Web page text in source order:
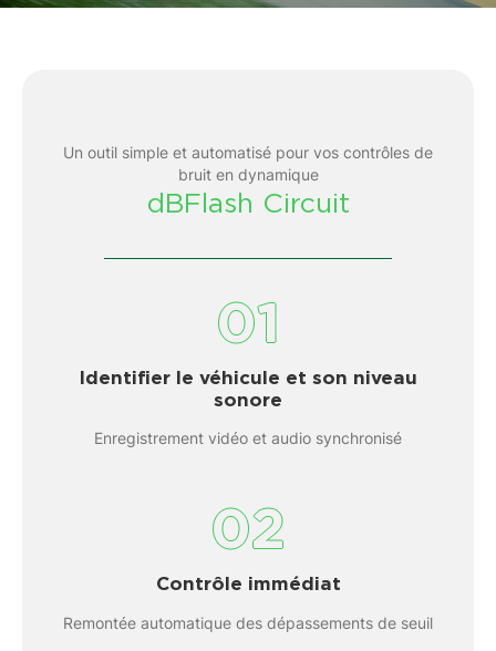
Un outil simple et automatisé pour vos contrôles de
bruit en dynamique
dBFlash Circuit
01
Identifier le véhicule et son niveau
sonore
Enregistrement vidéo et audio synchronisé
02
Contrôle immédiat
Remontée automatique des dépassements de seuil